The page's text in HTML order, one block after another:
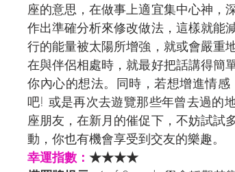
座的意思，在做事上適宜集中心神，
作出準確分析來修改做法，這樣就能
行的能量被太陽所增強，就或會嚴重
在與伴侶相處時，就最好把話講得簡
你內心的想法。同時，若想增進情
吧! 或是再次去遊覽那些年曾去過的
座朋友，在新月的催促下，不妨試試
動，你也有機會享受到交友的樂趣。
幸運指數： ★★★★